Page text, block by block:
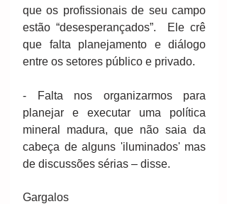
que os profissionais de seu campo
estão “desesperançados”.  Ele crê
que falta planejamento e diálogo
entre os setores público e privado.
- Falta nos organizarmos para
planejar e executar uma política
mineral madura, que não saia da
cabeça de alguns 'iluminados' mas
de discussões sérias – disse.
Gargalos